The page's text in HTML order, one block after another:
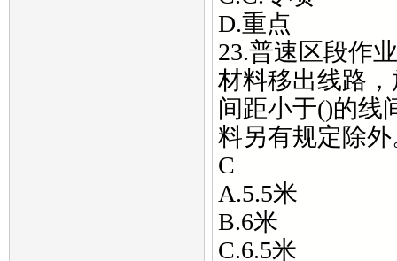
D.重点
23.普速区段作
材料移出线路
间距小于()的线
料另有规定除外
C
A.5.5米
B.6米
C.6.5米